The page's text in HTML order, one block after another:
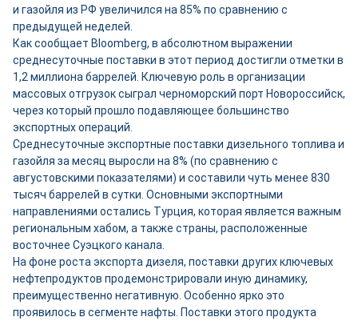
и газойля из РФ увеличился на 85% по сравнению с
предыдущей неделей.
Как сообщает Bloomberg, в абсолютном выражении
среднесуточные поставки в этот период достигли отметки в
1,2 миллиона баррелей. Ключевую роль в организации
массовых отгрузок сыграл черноморский порт Новороссийск,
через который прошло подавляющее большинство
экспортных операций.
Среднесуточные экспортные поставки дизельного топлива и
газойля за месяц выросли на 8% (по сравнению с
августовскими показателями) и составили чуть менее 830
тысяч баррелей в сутки. Основными экспортными
направлениями остались Турция, которая является важным
региональным хабом, а также страны, расположенные
восточнее Суэцкого канала.
На фоне роста экспорта дизеля, поставки других ключевых
нефтепродуктов продемонстрировали иную динамику,
преимущественно негативную. Особенно ярко это
проявилось в сегменте нафты. Поставки этого продукта